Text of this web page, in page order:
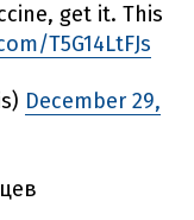
get it. This
T5G14LtFJs
December 29,